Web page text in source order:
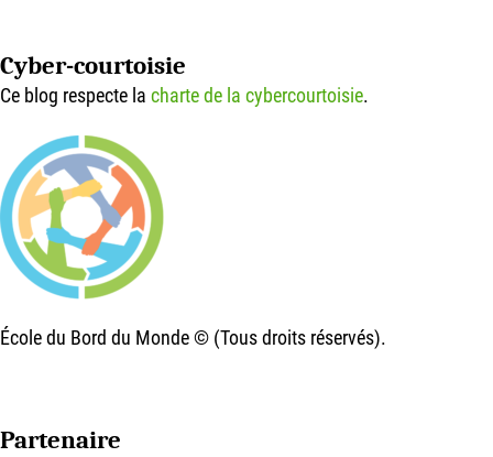
Cyber-courtoisie
Ce blog respecte la charte de la cybercourtoisie.
École du Bord du Monde © (Tous droits réservés).
Partenaire